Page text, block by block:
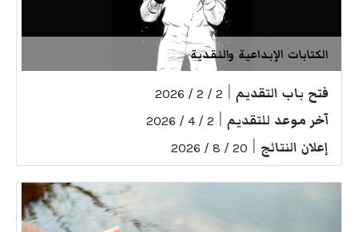
الكتابات الإبداعية والنقدية
فتح باب التقديم 2 / 2 / 2026
آخر موعد للتقديم 2 / 4 / 2026
إعلان النتائج 20 / 8 / 2026